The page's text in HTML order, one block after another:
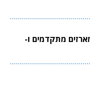
מתקדמים ו-